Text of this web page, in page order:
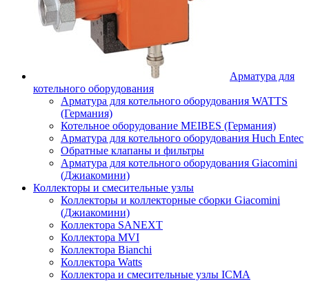
Арматура для
котельного оборудования
Арматура для котельного оборудования WATTS
(Германия)
Котельное оборудование MEIBES (Германия)
Арматура для котельного оборудования Huch Entec
Обратные клапаны и фильтры
Арматура для котельного оборудования Giacomini
(Джиакомини)
Коллекторы и смесительные узлы
Коллекторы и коллекторные сборки Giacomini
(Джиакомини)
Коллектора SANEXT
Коллектора MVI
Коллектора Bianchi
Коллектора Watts
Коллектора и смесительные узлы ICMA